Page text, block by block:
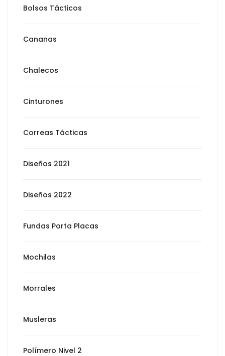
Bolsos Tácticos
Cananas
Chalecos
Cinturones
Correas Tácticas
Diseños 2021
Diseños 2022
Fundas Porta Placas
Mochilas
Morrales
Musleras
Polímero Nivel 2